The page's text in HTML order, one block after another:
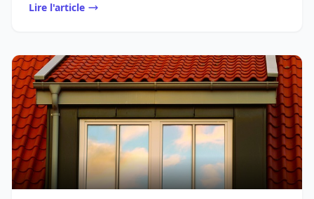
Lire l'article